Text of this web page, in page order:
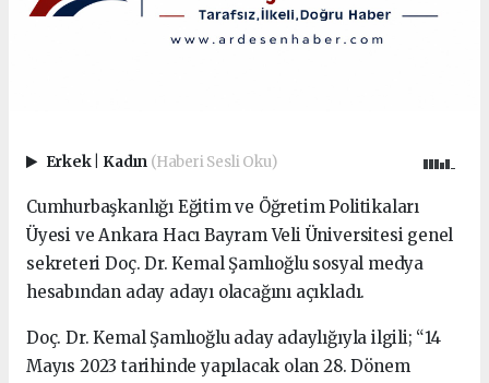
Erkek Kadın (Haberi Sesli Oku)
Cumhurbaşkanlığı Eğitim ve Öğretim Politikaları
Üyesi ve Ankara Hacı Bayram Veli Üniversitesi genel
sekreteri Doç. Dr. Kemal Şamlıoğlu sosyal medya
hesabından aday adayı olacağını açıkladı.
Doç. Dr. Kemal Şamlıoğlu aday adaylığıyla ilgili; “14
Mayıs 2023 tarihinde yapılacak olan 28. Dönem